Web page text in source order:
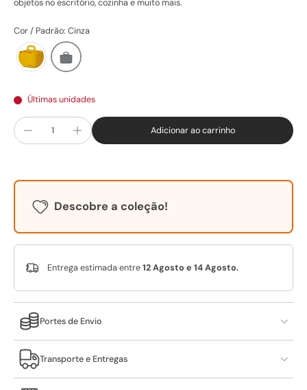
objetos no escritório, cozinha e muito mais.
Cor / Padrão: Cinza
Últimas unidades
Adicionar ao carrinho
Descobre a coleção!
Entrega estimada entre12 Agosto e 14 Agosto.
Portes de Envio
Transporte e Entregas